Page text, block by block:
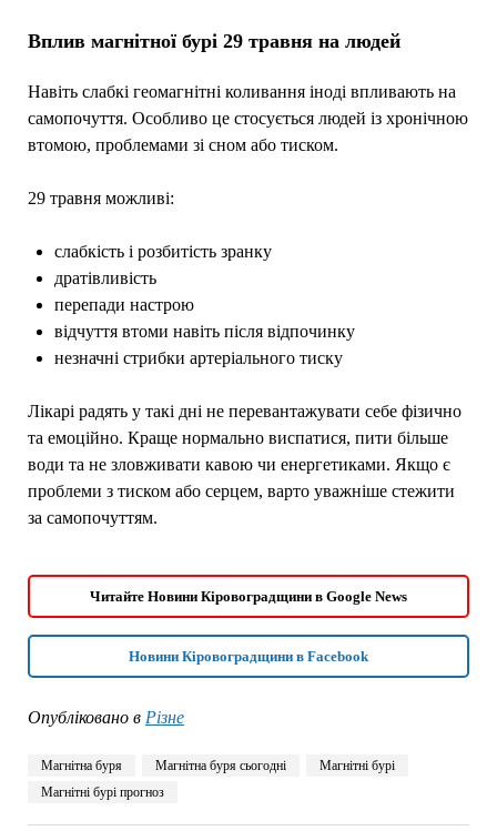
Вплив магнітної бурі 29 травня на людей
Навіть слабкі геомагнітні коливання іноді впливають на
самопочуття. Особливо це стосується людей із хронічною
втомою, проблемами зі сном або тиском.
29 травня можливі:
слабкість і розбитість зранку
дратівливість
перепади настрою
відчуття втоми навіть після відпочинку
незначні стрибки артеріального тиску
Лікарі радять у такі дні не перевантажувати себе фізично
та емоційно. Краще нормально виспатися, пити більше
води та не зловживати кавою чи енергетиками. Якщо є
проблеми з тиском або серцем, варто уважніше стежити
за самопочуттям.
Читайте Новини Кіровоградщини в Google News
Новини Кіровоградщини в Facebook
Опубліковано в Різне
Магнітна буря Магнітна буря сьогодні
Магнітні бурі
Магнітні бурі прогноз